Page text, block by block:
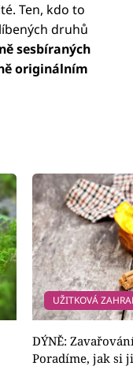
Ten, kdo to
druhů
sesbíraných
originálním
UŽITKOVÁ
DÝNĚ:
Poradíme, jak si